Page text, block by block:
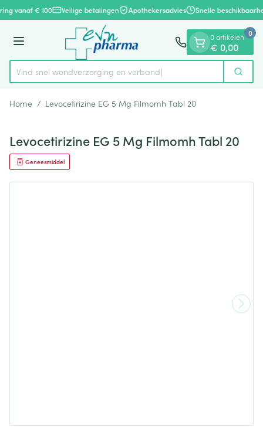
Ga naar de inhoud
1 van 1
vanaf € 100 Veilige betalingen Apothekersadvies Snelle
Menu
Product, merk, categorie...
Vind snel wondverzorging en verband Zoek
0 artikelen
€ 0,00
0
Home / Levocetirizine EG 5 Mg Filmomh Tabl 20
Levocetirizine EG 5 Mg Filmomh Tabl 20
Geneesmiddel